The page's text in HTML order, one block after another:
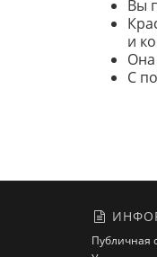
Вы
и
Она
С
Публичная